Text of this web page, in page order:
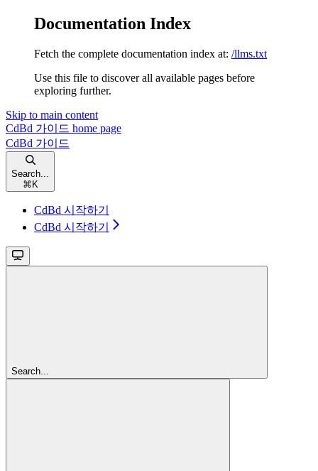
Documentation Index
Fetch the complete documentation index at: /llms.txt
Use this file to discover all available pages before
exploring further.
Skip to main content
CdBd 가이드 home page
CdBd 가이드
Search...
⌘ K
CdBd 시작하기
CdBd 시작하기
Search...